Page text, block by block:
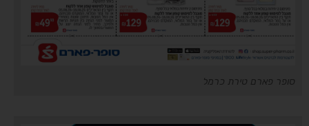
סופר פארם טירת כרמל